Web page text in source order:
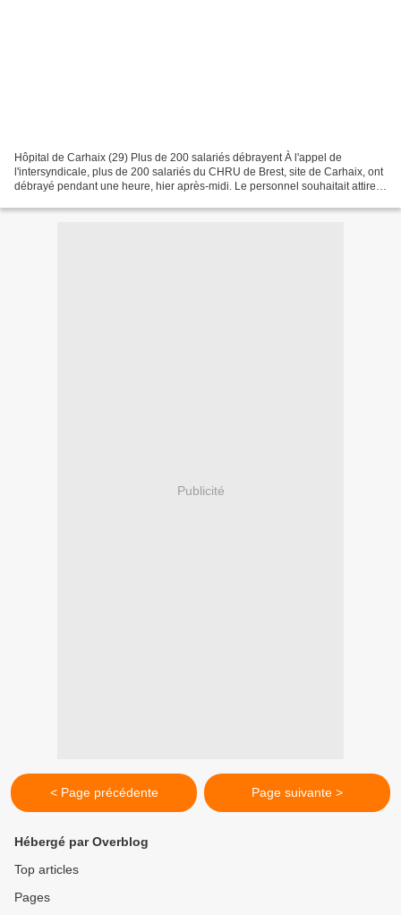
Hôpital de Carhaix (29) Plus de 200 salariés débrayent À l'appel de
l'intersyndicale, plus de 200 salariés du CHRU de Brest, site de Carhaix, ont
débrayé pendant une heure, hier après-midi. Le personnel souhaitait attirer
Publicité
< Page précédente Page suivante >
Hébergé par Overblog
Top articles
Pages